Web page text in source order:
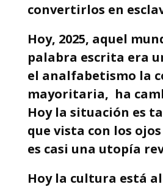
convertirlos en
Hoy, 2025, aquel
palabra escrita era
el analfabetismo la
mayoritaria, ha
Hoy la situación es
que vista con los ojos
es casi una utopía
Hoy la cultura está